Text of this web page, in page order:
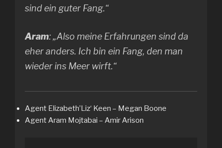
sind ein guter Fang.“
Aram: „Also meine Erfahrungen sind da
eher anders. Ich bin ein Fang, den man
wieder ins Meer wirft.“
Agent Elizabeth’Liz‘ Keen – Megan Boone
Agent Aram Mojtabai – Amir Arison